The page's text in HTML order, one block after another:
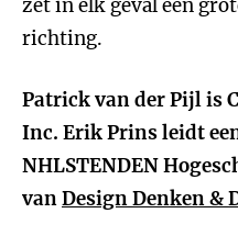
zet in elk geval een
richting.
Patrick van der Pijl is
Inc. Erik Prins leidt
NHLSTENDEN
vanDesign Denken &